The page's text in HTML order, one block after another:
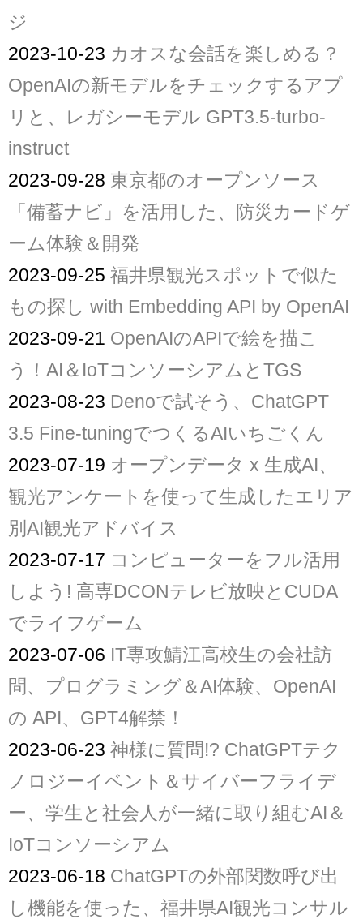
ジ
2023-10-23 カオスな会話を楽しめる？
OpenAIの新モデルをチェックするアプ
リと、レガシーモデル GPT3.5-turbo-
instruct
2023-09-28 東京都のオープンソース
「備蓄ナビ」を活用した、防災カードゲ
ーム体験＆開発
2023-09-25 福井県観光スポットで似た
もの探し with Embedding API by OpenAI
2023-09-21 OpenAIのAPIで絵を描こ
う！AI＆IoTコンソーシアムとTGS
2023-08-23 Denoで試そう、ChatGPT
3.5 Fine-tuningでつくるAIいちごくん
2023-07-19 オープンデータ x 生成AI、
観光アンケートを使って生成したエリア
別AI観光アドバイス
2023-07-17 コンピューターをフル活用
しよう! 高専DCONテレビ放映とCUDA
でライフゲーム
2023-07-06 IT専攻鯖江高校生の会社訪
問、プログラミング＆AI体験、OpenAI
の API、GPT4解禁！
2023-06-23 神様に質問!? ChatGPTテク
ノロジーイベント＆サイバーフライデ
ー、学生と社会人が一緒に取り組むAI＆
IoTコンソーシアム
2023-06-18 ChatGPTの外部関数呼び出
し機能を使った、福井県AI観光コンサル